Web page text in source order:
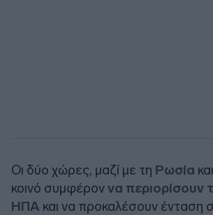
Οι δύο χώρες, μαζί με τη Ρωσία
κοινό συμφέροννα περιορίσουν
ΗΠΑ και να προκαλέσουν ένταση